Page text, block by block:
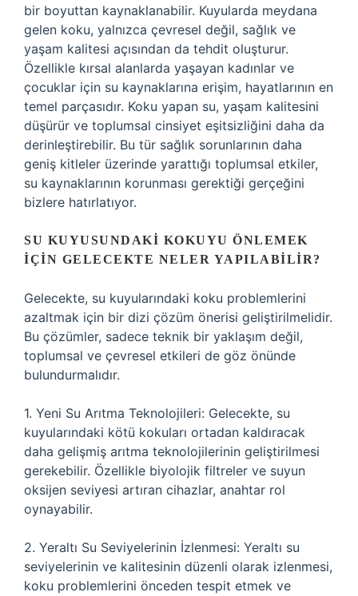
bir boyuttan kaynaklanabilir. Kuyularda meydana
gelen koku, yalnızca çevresel değil, sağlık ve
yaşam kalitesi açısından da tehdit oluşturur.
Özellikle kırsal alanlarda yaşayan kadınlar ve
çocuklar için su kaynaklarına erişim, hayatlarının en
temel parçasıdır. Koku yapan su, yaşam kalitesini
düşürür ve toplumsal cinsiyet eşitsizliğini daha da
derinleştirebilir. Bu tür sağlık sorunlarının daha
geniş kitleler üzerinde yarattığı toplumsal etkiler,
su kaynaklarının korunması gerektiği gerçeğini
bizlere hatırlatıyor.
SU KUYUSUNDAKI KOKUYU ÖNLEMEK
İÇIN GELECEKTE NELER YAPILABILIR?
Gelecekte, su kuyularındaki koku problemlerini
azaltmak için bir dizi çözüm önerisi geliştirilmelidir.
Bu çözümler, sadece teknik bir yaklaşım değil,
toplumsal ve çevresel etkileri de göz önünde
bulundurmalıdır.
1. Yeni Su Arıtma Teknolojileri: Gelecekte, su
kuyularındaki kötü kokuları ortadan kaldıracak
daha gelişmiş arıtma teknolojilerinin geliştirilmesi
gerekebilir. Özellikle biyolojik filtreler ve suyun
oksijen seviyesi artıran cihazlar, anahtar rol
oynayabilir.
2. Yeraltı Su Seviyelerinin İzlenmesi: Yeraltı su
seviyelerinin ve kalitesinin düzenli olarak izlenmesi,
koku problemlerini önceden tespit etmek ve